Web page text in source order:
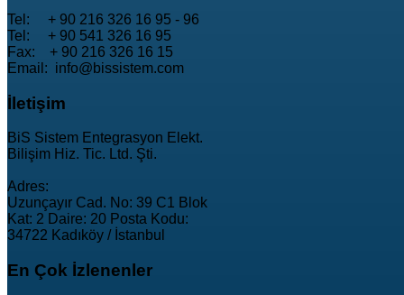
Tel: + 90 216 326 16 95 - 96
Tel: + 90 541 326 16 95
Fax: + 90 216 326 16 15
Email: info@bissistem.com
İletişim
BiS Sistem Entegrasyon Elekt.
Bilişim Hiz. Tic. Ltd. Şti.
Adres:
Uzunçayır Cad. No: 39 C1 Blok
Kat: 2 Daire: 20 Posta Kodu:
34722 Kadıköy / İstanbul
En Çok İzlenenler